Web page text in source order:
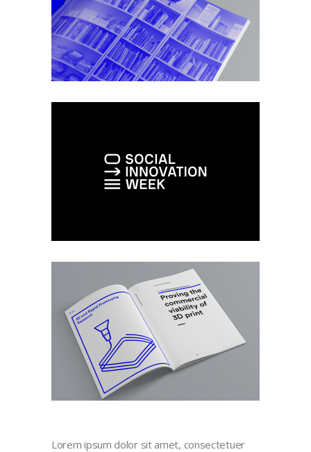
Lorem ipsum dolor sit amet, consectetuer